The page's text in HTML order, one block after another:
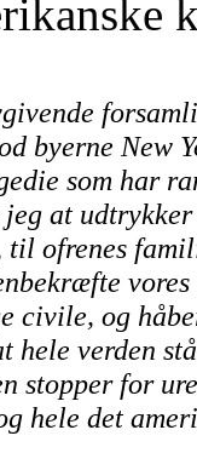
byerne New
som har
jeg at
til ofrenes
civile, og
hele verden
stopper for
hele det